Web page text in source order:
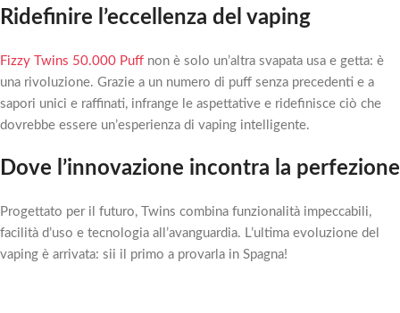
Ridefinire l’eccellenza del vaping
Fizzy Twins 50.000 Puff non è solo un’altra svapata usa e getta: è
una rivoluzione. Grazie a un numero di puff senza precedenti e a
sapori unici e raffinati, infrange le aspettative e ridefinisce ciò che
dovrebbe essere un’esperienza di vaping intelligente.
Dove l’innovazione incontra la perfezione
Progettato per il futuro, Twins combina funzionalità impeccabili,
facilità d’uso e tecnologia all’avanguardia. L’ultima evoluzione del
vaping è arrivata: sii il primo a provarla in Spagna!